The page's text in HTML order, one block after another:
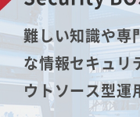
難しい知識や専
な情報セキュリ
ウトソース型運